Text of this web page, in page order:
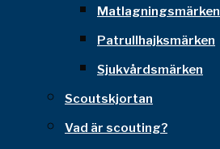
Matlagningsmärken
Patrullhajksmärken
Sjukvårdsmärken
Scoutskjortan
Vad är scouting?